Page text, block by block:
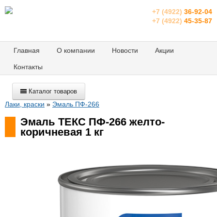
+7 (4922) 36-92-04
+7 (4922) 45-35-87
Главная О компании Новости Акции
Контакты
Каталог товаров
Лаки, краски » Эмаль ПФ-266
Эмаль ТЕКС ПФ-266 желто-
коричневая 1 кг